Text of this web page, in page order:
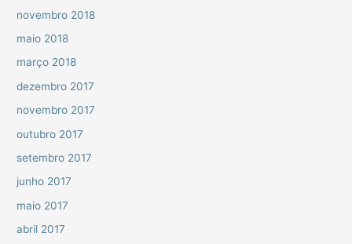
novembro 2018
maio 2018
março 2018
dezembro 2017
novembro 2017
outubro 2017
setembro 2017
junho 2017
maio 2017
abril 2017